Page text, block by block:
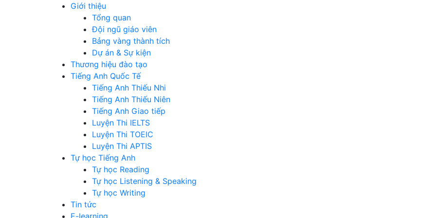
Giới thiệu
Tổng quan
Đội ngũ giáo viên
Bảng vàng thành tích
Dự án & Sự kiện
Thương hiệu đào tạo
Tiếng Anh Quốc Tế
Tiếng Anh Thiếu Nhi
Tiếng Anh Thiếu Niên
Tiếng Anh Giao tiếp
Luyện Thi IELTS
Luyện Thi TOEIC
Luyện Thi APTIS
Tự học Tiếng Anh
Tự học Reading
Tự học Listening & Speaking
Tự học Writing
Tin tức
E-learning